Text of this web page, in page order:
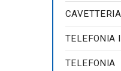
CAVETTERIA
TELEFONIA
TELEFONIA